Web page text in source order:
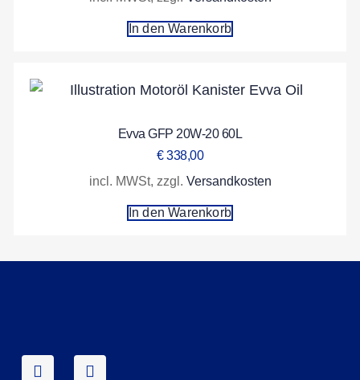
In den Warenkorb
Evva GFP 20W-20 60L
€338,00
incl. MWSt, zzgl. Versandkosten
In den Warenkorb